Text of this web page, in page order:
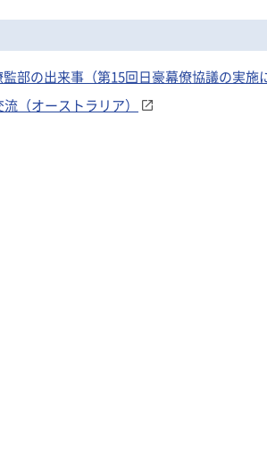
部の出来事（第15回日豪幕僚協議の実施
（オーストラリア）